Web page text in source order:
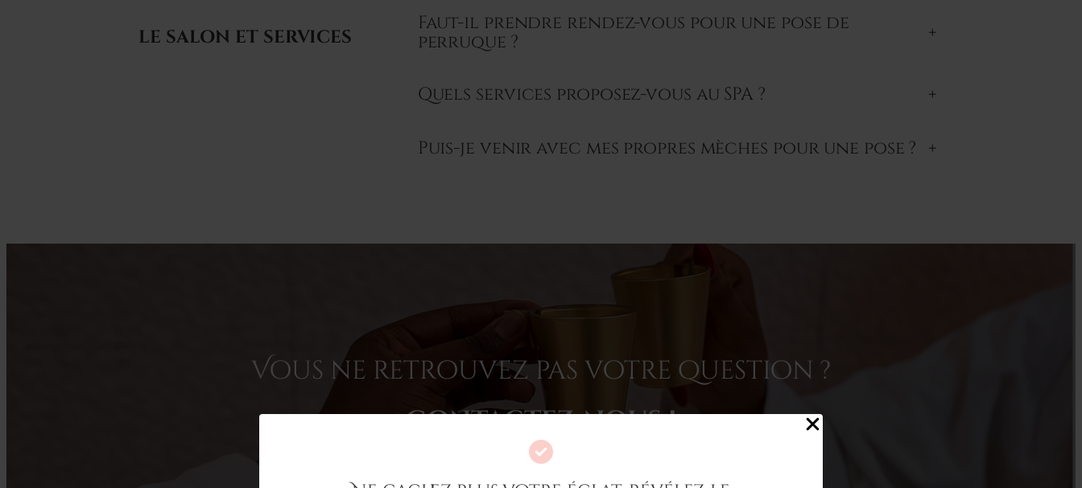
LE SALON ET SERVICES
Faut-il prendre rendez-vous pour une pose de
perruque ?
+
Quels services proposez-vous au SPA ? +
Puis-je venir avec mes propres mèches pour une pose ? +
Vous ne retrouvez pas votre question ?
Contactez-nous !
Contactez-nous